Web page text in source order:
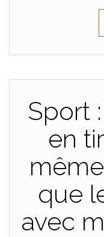
Sport
en
que
avec